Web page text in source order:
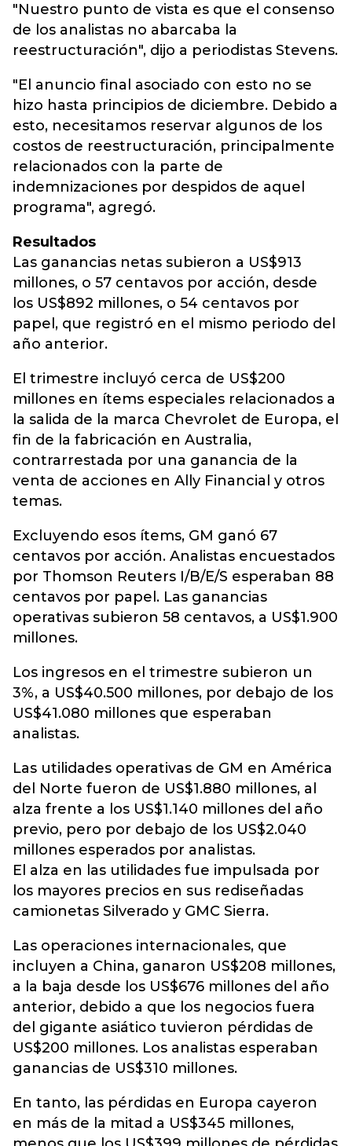
"Nuestro punto de vista es que el consenso
de los analistas no abarcaba la
reestructuración", dijo a periodistas Stevens.
"El anuncio final asociado con esto no se
hizo hasta principios de diciembre. Debido a
esto, necesitamos reservar algunos de los
costos de reestructuración, principalmente
relacionados con la parte de
indemnizaciones por despidos de aquel
programa", agregó.
Resultados
Las ganancias netas subieron a US$913
millones, o 57 centavos por acción, desde
los US$892 millones, o 54 centavos por
papel, que registró en el mismo periodo del
año anterior.
El trimestre incluyó cerca de US$200
millones en ítems especiales relacionados a
la salida de la marca Chevrolet de Europa, el
fin de la fabricación en Australia,
contrarrestada por una ganancia de la
venta de acciones en Ally Financial y otros
temas.
Excluyendo esos ítems, GM ganó 67
centavos por acción. Analistas encuestados
por Thomson Reuters I/B/E/S esperaban 88
centavos por papel. Las ganancias
operativas subieron 58 centavos, a US$1.900
millones.
Los ingresos en el trimestre subieron un
3%, a US$40.500 millones, por debajo de los
US$41.080 millones que esperaban
analistas.
Las utilidades operativas de GM en América
del Norte fueron de US$1.880 millones, al
alza frente a los US$1.140 millones del año
previo, pero por debajo de los US$2.040
millones esperados por analistas.
El alza en las utilidades fue impulsada por
los mayores precios en sus rediseñadas
camionetas Silverado y GMC Sierra.
Las operaciones internacionales, que
incluyen a China, ganaron US$208 millones,
a la baja desde los US$676 millones del año
anterior, debido a que los negocios fuera
del gigante asiático tuvieron pérdidas de
US$200 millones. Los analistas esperaban
ganancias de US$310 millones.
En tanto, las pérdidas en Europa cayeron
en más de la mitad a US$345 millones,